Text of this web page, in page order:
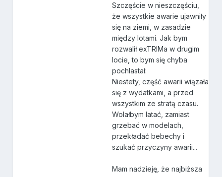
Szczęście w nieszczęściu,
że wszystkie awarie ujawniły
się na ziemi, w zasadzie
między lotami. Jak bym
rozwalił exTRIMa w drugim
locie, to bym się chyba
pochlastał.
Niestety, część awarii wiązała
się z wydatkami, a przed
wszystkim ze stratą czasu.
Wolałbym latać, zamiast
grzebać w modelach,
przekładać bebechy i
szukać przyczyny awarii...
Mam nadzieję, że najbiższa